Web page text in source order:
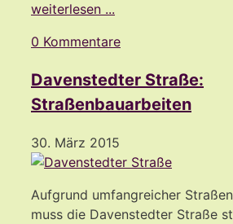
weiterlesen ...
0 Kommentare
Davenstedter Straße:
Straßenbauarbeiten
30. März 2015
Aufgrund umfangreicher
muss die Davenstedter Straße